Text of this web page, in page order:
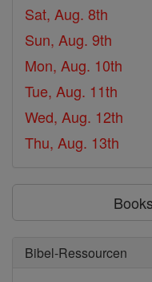
Sat, Aug. 8th
Sun, Aug. 9th
Mon, Aug. 10th
Tue, Aug. 11th
Wed, Aug. 12th
Thu, Aug. 13th
Bibel-Ressourcen